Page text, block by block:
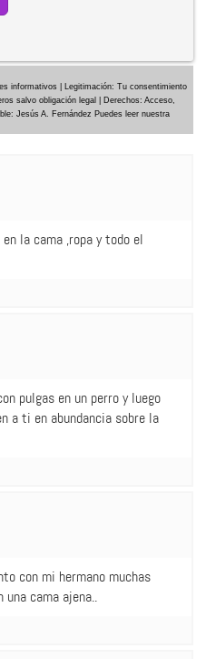
informativos | Legitimación: Tu consentimiento
salvo obligación legal | Derechos: Acceso,
Jesús A. Fernández Puedes leer nuestra
la cama ,ropa y todo el
pulgas en un perro y luego
a ti en abundancia sobre la
con mi hermano muchas
cama ajena..